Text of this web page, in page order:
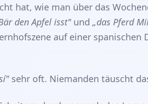
hat, wie man über das
den Apfel isst"und „das Pferd
auf einer spanischen
sehr oft. Niemanden täuscht